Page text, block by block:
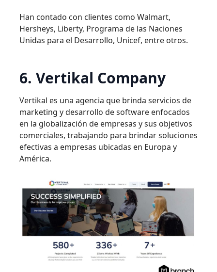
Han contado con clientes como Walmart,
Hersheys, Liberty, Programa de las Naciones
Unidas para el Desarrollo, Unicef, entre otros.
6. Vertikal Company
Vertikal es una agencia que brinda servicios de
marketing y desarrollo de software enfocados
en la globalización de empresas y sus objetivos
comerciales, trabajando para brindar soluciones
efectivas a empresas ubicadas en Europa y
América.